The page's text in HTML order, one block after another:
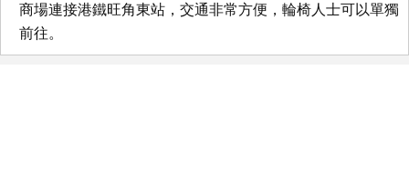
商場連接港鐵旺角東站，交通非常方便，輪椅人士可以單獨
前往。